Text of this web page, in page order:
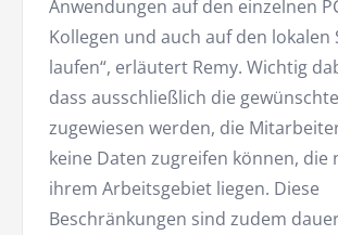
Anwendungen auf den einzelnen
Kollegen und auch auf den lokalen
laufen“, erläutert Remy. Wichtig
dass ausschließlich die
zugewiesen werden, die
keine Daten zugreifen können, die
ihrem Arbeitsgebiet liegen. Diese
Beschränkungen sind zudem